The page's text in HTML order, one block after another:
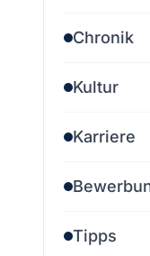
Chronik
Kultur
Karriere
Tipps